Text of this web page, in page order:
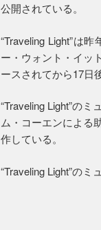
公開されている。
“Traveling Light”は
ー・ウォント・イッ
ースされてから17日
“Traveling Light”の
ム・コーエンによる
作している。
“Traveling Light”のミ